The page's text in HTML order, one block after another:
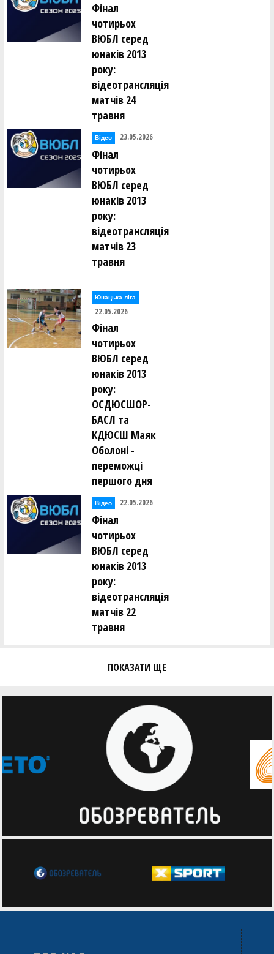
Фінал
чотирьох
ВЮБЛ серед
юнаків 2013
року:
відеотрансляція
матчів 24
травня
Відео 23.05.2026
Фінал
чотирьох
ВЮБЛ серед
юнаків 2013
року:
відеотрансляція
матчів 23
травня
Юнацька ліга
22.05.2026
Фінал
чотирьох
ВЮБЛ серед
юнаків 2013
року:
ОСДЮСШОР-
БАСЛ та
КДЮСШ Маяк
Оболоні -
переможці
першого дня
Відео 22.05.2026
Фінал
чотирьох
ВЮБЛ серед
юнаків 2013
року:
відеотрансляція
матчів 22
травня
ПОКАЗАТИ ЩЕ